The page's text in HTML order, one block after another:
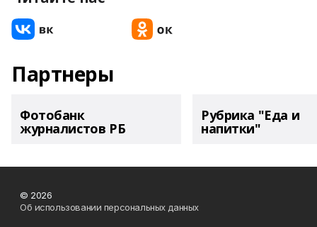
Партнеры
Фотобанк
журналистов РБ
Рубрика "Еда и
напитки"
© 2026
Об использовании персональных данных